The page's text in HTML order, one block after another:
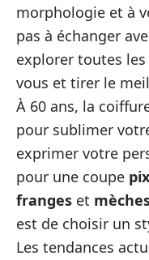
morphologie et à
pas à échanger
explorer toutes
vous et tirer le
À 60 ans, la
pour sublimer
exprimer votre
pour une coupe
franges et
est de choisir un
Les tendances